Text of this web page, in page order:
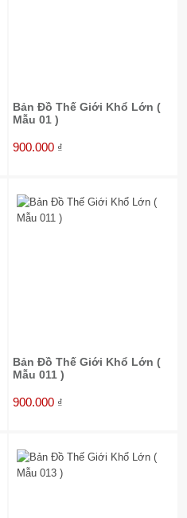
Bản Đồ Thế Giới Khổ Lớn (
Mẫu 01 )
900.000 ₫
Bản Đồ Thế Giới Khổ Lớn (
Mẫu 011 )
900.000 ₫